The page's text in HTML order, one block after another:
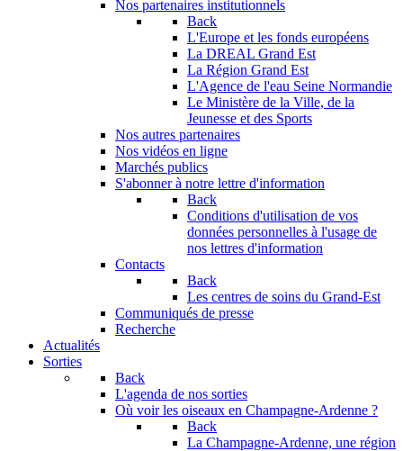
Nos partenaires institutionnels
Back
L'Europe et les fonds européens
La DREAL Grand Est
La Région Grand Est
L'Agence de l'eau Seine Normandie
Le Ministère de la Ville, de la
Jeunesse et des Sports
Nos autres partenaires
Nos vidéos en ligne
Marchés publics
S'abonner à notre lettre d'information
Back
Conditions d'utilisation de vos
données personnelles à l'usage de
nos lettres d'information
Contacts
Back
Les centres de soins du Grand-Est
Communiqués de presse
Recherche
Actualités
Sorties
Back
L'agenda de nos sorties
Où voir les oiseaux en Champagne-Ardenne ?
Back
La Champagne-Ardenne, une région